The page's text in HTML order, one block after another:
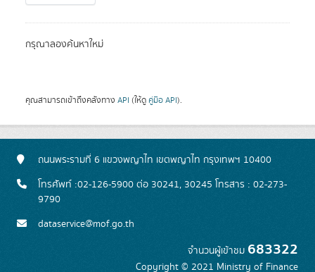
กรุณาลองค้นหาใหม่
คุณสามารถเข้าถึงคลังทาง API (ให้ดู คู่มือ API).
ถนนพระรามที่ 6 แขวงพญาไท เขตพญาไท กรุงเทพฯ 10400
โทรศัพท์ :02-126-5900 ต่อ 30241, 30245 โทรสาร : 02-273-
9790
dataservice@mof.go.th
จำนวนผู้เข้าชม 683322
Copyright © 2021 Ministry of Finance